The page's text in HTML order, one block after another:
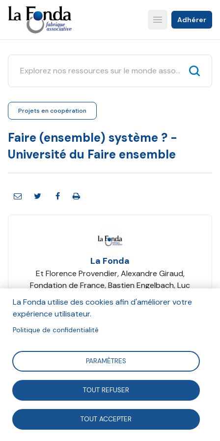
Aller
au
contenu
principal
Open main menu
Adhérer
Projets en coopération
Faire (ensemble) système ? -
Université du Faire ensemble
La Fonda
Et Florence Provendier, Alexandre Giraud,
Fondation de France, Bastien Engelbach, Luc
Hansen
différentes strates de la société : monde associatif,
entrepreneurial, public et académique. Elle résonne
avec le constat de la complexité des enjeux et défis
La Fonda utilise des cookies afin d'améliorer votre
expérience utilisateur.
Politique de confidentialité
PARAMÈTRES
TOUT REFUSER
TOUT ACCEPTER